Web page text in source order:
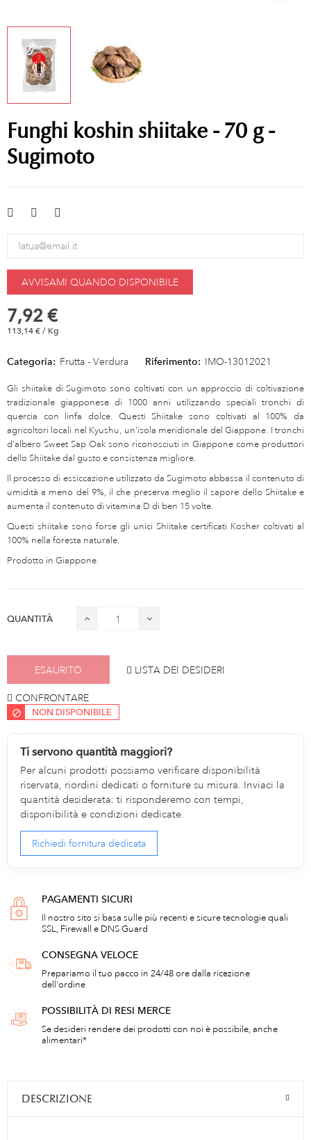
Funghi koshin shiitake - 70 g -
Sugimoto
AVVISAMI QUANDO DISPONIBILE
7,92 €
113,14 € / Kg
Categoria: Frutta - Verdura Riferimento: IMO-13012021
Gli shiitake di Sugimoto sono coltivati con un approccio di coltivazione
tradizionale giapponese di 1000 anni utilizzando speciali tronchi di
quercia con linfa dolce. Questi Shiitake sono coltivati al 100% da
agricoltori locali nel Kyushu, un'isola meridionale del Giappone. I tronchi
d'albero Sweet Sap Oak sono riconosciuti in Giappone come produttori
dello Shiitake dal gusto e consistenza migliore.
Il processo di essiccazione utilizzato da Sugimoto abbassa il contenuto di
umidità a meno del 9%, il che preserva meglio il sapore dello Shiitake e
aumenta il contenuto di vitamina D di ben 15 volte.
Questi shiitake sono forse gli unici Shiitake certificati Kosher coltivati al
100% nella foresta naturale.
Prodotto in Giappone.
QUANTITÀ
ESAURITO LISTA DEI DESIDERI
CONFRONTARE
NON DISPONIBILE
Ti servono quantità maggiori?
Per alcuni prodotti possiamo verificare disponibilità
riservata, riordini dedicati o forniture su misura. Inviaci la
quantità desiderata: ti risponderemo con tempi,
disponibilità e condizioni dedicate.
Richiedi fornitura dedicata
PAGAMENTI SICURI
Il nostro sito si basa sulle più recenti e sicure tecnologie quali
SSL, Firewall e DNS Guard
CONSEGNA VELOCE
Prepariamo il tuo pacco in 24/48 ore dalla ricezione
dell'ordine
POSSIBILITÀ DI RESI MERCE
Se desideri rendere dei prodotti con noi è possibile, anche
alimentari*
DESCRIZIONE